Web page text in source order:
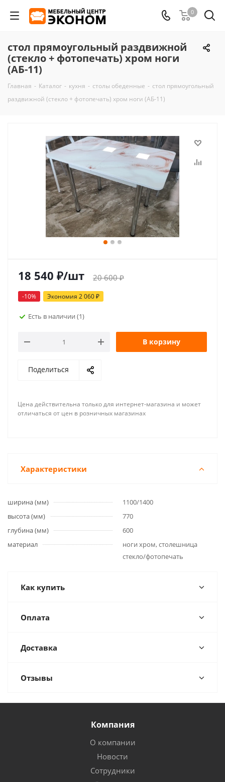
0
стол прямоугольный раздвижной
(стекло + фотопечать) хром ноги
(АБ-11)
Главная - Каталог - кухня - столы обеденные - стол прямоугольный
раздвижной (стекло + фотопечать) хром ноги (АБ-11)
18 540 ₽/шт 20 600₽
-10% Экономия 2 060₽
Есть в наличии (1)
В корзину
Поделиться
Цена действительна только для интернет-магазина и может
отличаться от цен в розничных магазинах
Характеристики
ширина (мм)
1100/1400
высота (мм)
770
глубина (мм)
600
материал
ноги хром, столешница
стекло/фотопечать
Как купить
Оплата
Доставка
Отзывы
Компания
О компании
Новости
Сотрудники